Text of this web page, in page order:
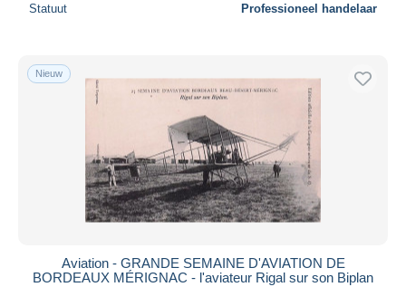
Statuut Professioneel handelaar
Nieuw
Aviation - GRANDE SEMAINE D'AVIATION DE
BORDEAUX MÉRIGNAC - l'aviateur Rigal sur son Biplan